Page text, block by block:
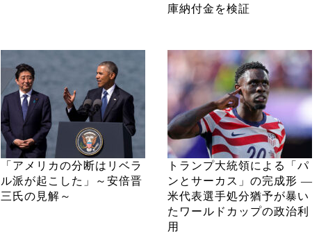
庫納付金を検証
「アメリカの分断はリベラ
ル派が起こした」～安倍晋
三氏の見解～
トランプ大統領による「パ
ンとサーカス」の完成形 ―
米代表選手処分猶予が暴い
たワールドカップの政治利
用